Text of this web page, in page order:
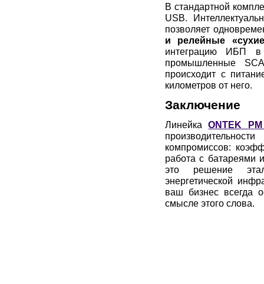
В стандартной
USB.
позволяет
и релейные
интеграцию ИБП в
промышленные
происходит с
километров от него.
Заключение
ЛинейкаONTEK
компромиссов:
работа с батареями
это решение
энергетической
ваш бизнес всегда
смысле этого слова.